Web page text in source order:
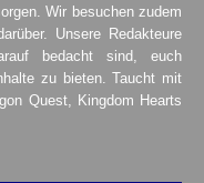
Wir besuchen zudem
Unsere Redakteure
bedacht sind, euch
zu bieten. Taucht mit
Quest, Kingdom Hearts